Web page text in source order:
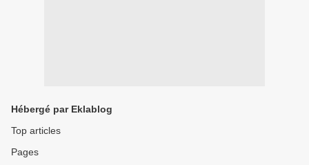
Hébergé par Eklablog
Top articles
Pages